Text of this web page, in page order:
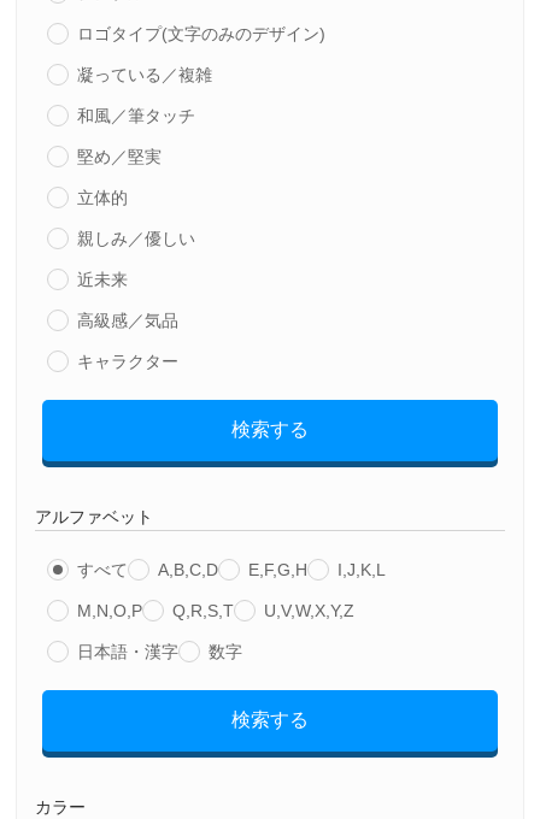
ロゴタイプ(文字のみのデザイン)
凝っている／複雑
和風／筆タッチ
堅め／堅実
立体的
親しみ／優しい
近未来
高級感／気品
キャラクター
検索する
アルファベット
すべて A,B,C,D E,F,G,H I,J,K,L
M,N,O,P Q,R,S,T U,V,W,X,Y,Z
日本語・漢字 数字
検索する
カラー